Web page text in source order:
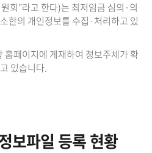
회”라고 한다)는 최저임금 심의·의
한의 개인정보를 수집·처리하고 있
홈페이지에 게재하여 정보주체가 확
있습니다.
보파일 등록 현황